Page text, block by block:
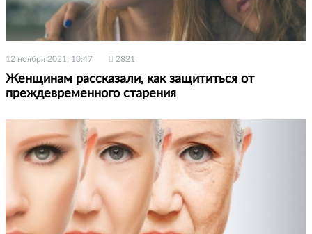
12 ноября 2021, 10:47 2821
Женщинам рассказали, как защититься от
преждевременного старения